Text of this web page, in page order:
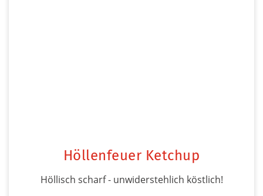
Höllenfeuer Ketchup
Höllisch scharf - unwiderstehlich köstlich!